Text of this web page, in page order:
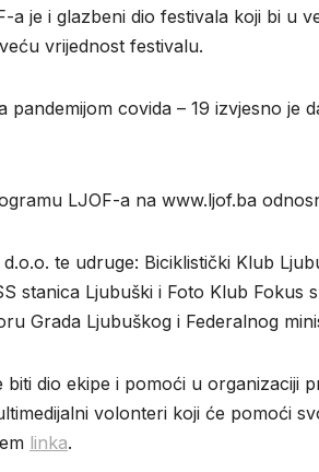
a je i glazbeni dio festivala koji bi u
vrijednost festivalu.
covida – 19 izvjesno je
LJOF-a na www.ljof.ba
te udruge: Biciklistički Klub
stanica Ljubuški i Foto Klub Fokus
Grada Ljubuškog i Federalnog
dio ekipe i pomoći u organizaciji
volonteri koji će pomoći
linka.